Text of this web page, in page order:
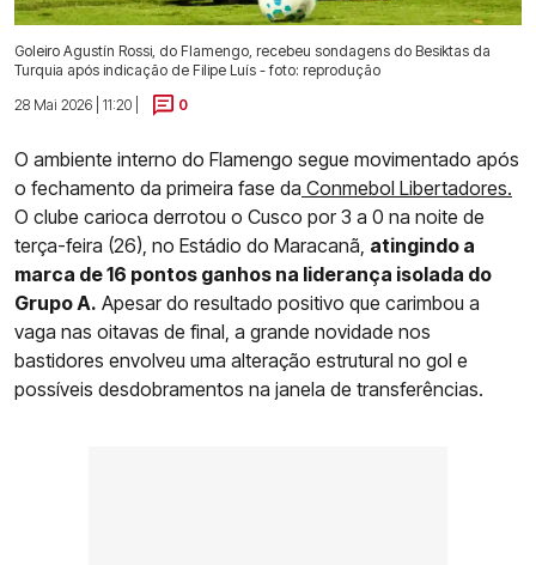
Goleiro Agustín Rossi, do Flamengo, recebeu sondagens do Besiktas da
Turquia após indicação de Filipe Luís - foto: reprodução
28 Mai 2026 | 11:20 |
0
O ambiente interno do Flamengo segue movimentado após
o fechamento da primeira fase da Conmebol Libertadores.
O clube carioca derrotou o Cusco por 3 a 0 na noite de
terça-feira (26), no Estádio do Maracanã, atingindo a
marca de 16 pontos ganhos na liderança isolada do
Grupo A. Apesar do resultado positivo que carimbou a
vaga nas oitavas de final, a grande novidade nos
bastidores envolveu uma alteração estrutural no gol e
possíveis desdobramentos na janela de transferências.